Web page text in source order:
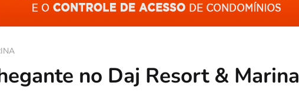
no Daj Resort & Marina